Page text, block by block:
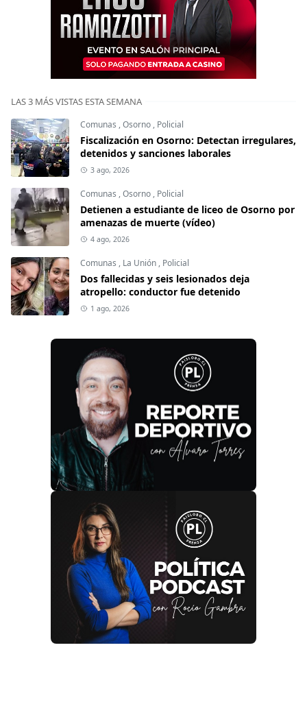
LAS 3 MÁS VISTAS ESTA SEMANA
Comunas ,Osorno , Policial
Fiscalización en Osorno: Detectan irregulares,
detenidos y sanciones laborales
3 ago, 2026
Comunas ,Osorno , Policial
Detienen a estudiante de liceo de Osorno por
amenazas de muerte (vídeo)
4 ago, 2026
Comunas , La Unión , Policial
Dos fallecidas y seis lesionados deja
atropello: conductor fue detenido
1 ago, 2026